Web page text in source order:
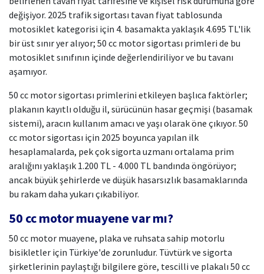
değişiyor. 2025 trafik sigortası tavan fiyat tablosunda
motosiklet kategorisi için 4. basamakta yaklaşık 4.695 TL'lik
bir üst sınır yer alıyor; 50 cc motor sigortası primleri de bu
motosiklet sınıfının içinde değerlendiriliyor ve bu tavanı
aşamıyor.
50 cc motor sigortası primlerini etkileyen başlıca faktörler;
plakanın kayıtlı olduğu il, sürücünün hasar geçmişi (basamak
sistemi), aracın kullanım amacı ve yaşı olarak öne çıkıyor. 50
cc motor sigortası için 2025 boyunca yapılan ilk
hesaplamalarda, pek çok sigorta uzmanı ortalama prim
aralığını yaklaşık 1.200 TL - 4.000 TL bandında öngörüyor;
ancak büyük şehirlerde ve düşük hasarsızlık basamaklarında
bu rakam daha yukarı çıkabiliyor.
50 cc motor muayene var mı?
50 cc motor muayene, plaka ve ruhsata sahip motorlu
bisikletler için Türkiye'de zorunludur. Tüvtürk ve sigorta
şirketlerinin paylaştığı bilgilere göre, tescilli ve plakalı 50 cc